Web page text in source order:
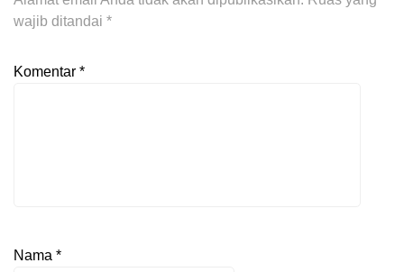
wajib ditandai *
Komentar *
Nama *